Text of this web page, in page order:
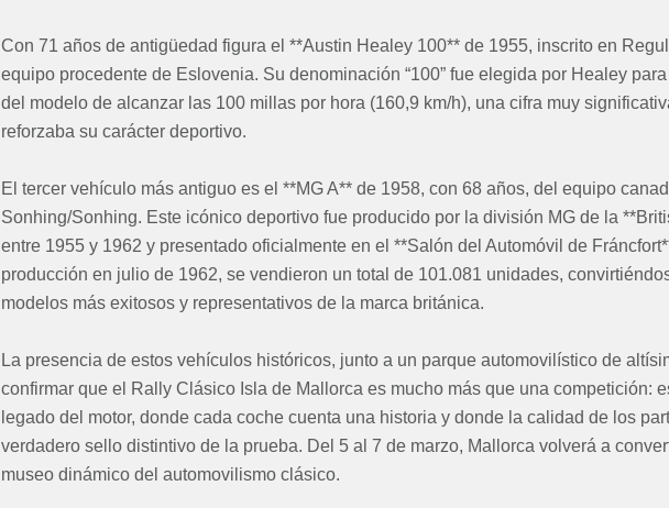
Con 71 años de antigüedad figura el **Austin Healey 100** de 1955, inscrito en
equipo procedente de Eslovenia. Su denominación “100” fue elegida por Healey
del modelo de alcanzar las 100 millas por hora (160,9 km/h), una cifra muy
reforzaba su carácter deportivo.
El tercer vehículo más antiguo es el **MG A** de 1958, con 68 años, del equipo
Sonhing/Sonhing. Este icónico deportivo fue producido por la división MG de la
entre 1955 y 1962 y presentado oficialmente en el **Salón del Automóvil de
producción en julio de 1962, se vendieron un total de 101.081 unidades,
modelos más exitosos y representativos de la marca británica.
La presencia de estos vehículos históricos, junto a un parque automovilístico de
confirmar que el Rally Clásico Isla de Mallorca es mucho más que una competición:
legado del motor, donde cada coche cuenta una historia y donde la calidad de los
verdadero sello distintivo de la prueba. Del 5 al 7 de marzo, Mallorca volverá a
museo dinámico del automovilismo clásico.